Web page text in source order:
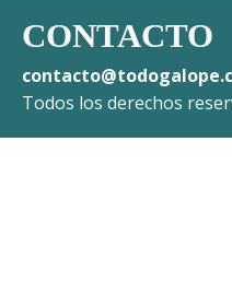
CONTACTO
Todos los derechos